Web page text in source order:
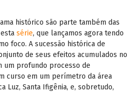
histórico são parte também das
série, que lançamos agora tendo
foco. A sucessão histórica de
de seus efeitos acumulados no
um profundo processo de
curso em um perímetro da área
Luz, Santa Ifigênia, e, sobretudo,